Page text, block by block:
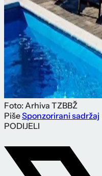
Foto: Arhiva TZBBŽ
PišeSponzorirani sadržaj
PODIJELI